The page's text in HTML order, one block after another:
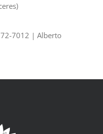
7012 | Alberto